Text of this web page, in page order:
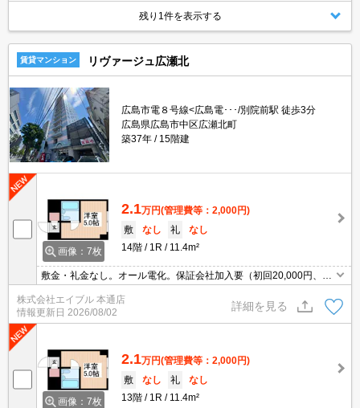
残り1件を表示する
賃貸マンション リヴァージュ広瀬北
広島市電８号線<広島電･･･/別院前駅 徒歩3分
広島県広島市中区広瀬北町
築37年
15階建
画像：7枚
2.1万円(管理費等：2,000円)
敷
なし 礼
なし
14階
1R 11.4m²
敷金・礼金なし。オール電化。保証会社加入要（初回20,000円、年
間保証料10,000円）。オートロック。エレベーターあり。最寄り駅
まで徒歩2分！。
株式会社エイブル 本通店
情報更新日 2026/08/02
詳細を見る
画像：7枚
2.1万円(管理費等：2,000円)
敷
なし 礼
なし
13階
1R 11.4m²